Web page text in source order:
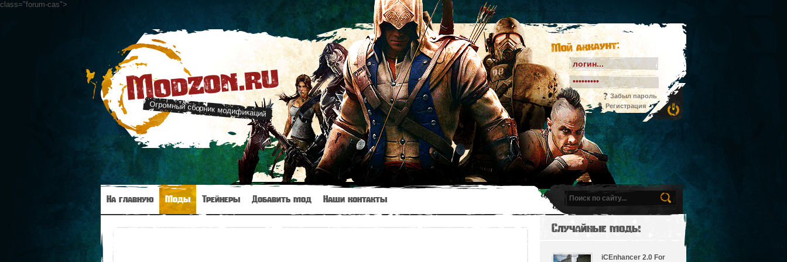
class="forum-cas">
Modzon.ru
Огромный сборник модификаций
Мой аккаунт:
Забыл пароль
Регистрация
На главную Моды Трейнеры Добавить мод Наши контакты
Случайные моды
iCEnhancer 2.0 For